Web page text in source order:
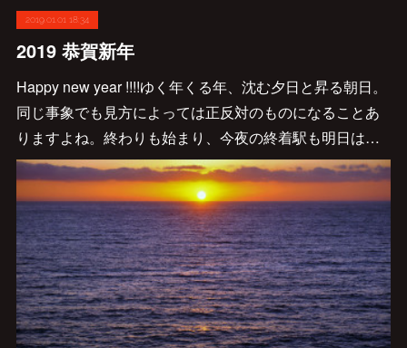
2019.01.01 18:34
2019 恭賀新年
Happy new year !!!!ゆく年くる年、沈む夕日と昇る朝日。
同じ事象でも見方によっては正反対のものになることあ
りますよね。終わりも始まり、今夜の終着駅も明日は…